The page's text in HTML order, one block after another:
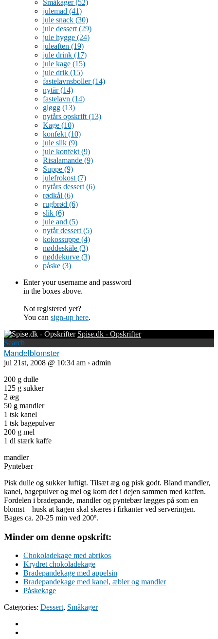
Småkager(52)
julemad (41)
jule snack (30)
jule dessert (29)
jule hygge (24)
juleaften (19)
jule drink (17)
jule kage (15)
jule drik (15)
fastelavnsboller(14)
nytår(14)
fastelavn (14)
gløgg (13)
nytårs opskrift (13)
Kage (10)
konfekt (10)
jule slik (9)
jule konfekt (9)
Risalamande (9)
Suppe (9)
julefrokost (7)
nytårs dessert (6)
rødkål (6)
rugbrød (6)
slik (6)
jule and (5)
nytår dessert (5)
kokossuppe (4)
nøddeskåle (3)
nøddekurve (3)
påske (3)
Enter your username and password
in the boxes above.
Not registered yet?
You can sign-up here.
Spise.dk - Opskrifter
Search
Mandelblomster
jul 21st, 2008 @ 10:34 am › admin
200 g dulle
125 g sukker
2 æg
50 g mandler
1 tsk kanel
1 tsk bagepulver
200 g mel
1 dl stærk kaffe
mandler
Pyntebær
Pisk dulle og sukker luftigt. Tilsæt æg og pisk godt. Bland mandler,
kanel, bagepulver og mel og kom det i dejen sammen med kaffen.
Fordelen i bradepande, mandler og pyntebær lægges på som en
blomst – husk at kagen skal skæres i firkanter ved serveringen.
Bages ca. 20-25 min ved 200º.
Minder om denne opskrift:
Chokoladekage med abrikos
Krydret chokoladekage
Bradepandekage med appelsin
Bradepandekage med kanel, æbler og mandler
Påskekage
Categories: Dessert, Småkager